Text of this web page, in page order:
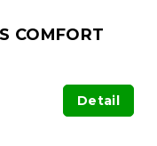
COMFORT
Detail